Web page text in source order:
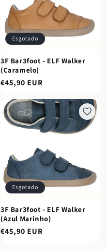
Esgotado
3F Bar3foot - ELF Walker
(Caramelo)
Preço
€45,90 EUR
Esgotado
3F Bar3foot - ELF Walker
(Azul Marinho)
Preço
€45,90 EUR